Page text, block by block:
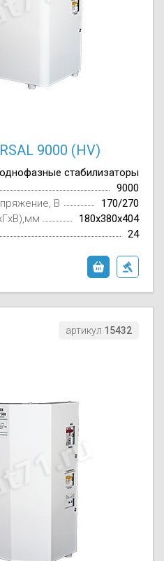
9000 (HV)
однофазные стабилизаторы
9000
В
170/270
180x380x404
24
артикул 15432